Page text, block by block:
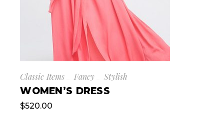
Classic Items Fancy Stylish
WOMEN’S DRESS
$520.00